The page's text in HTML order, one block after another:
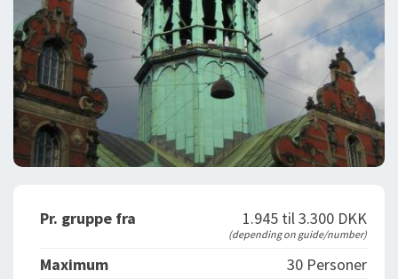
Pr. gruppe fra 1.945 til 3.300 DKK
(depending on guide/number)
Maximum
30 Personer